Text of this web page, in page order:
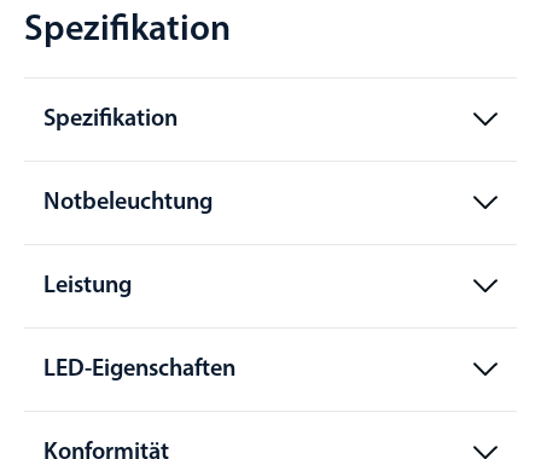
Spezifikation
Spezifikation
Notbeleuchtung
Leistung
LED-Eigenschaften
Konformität